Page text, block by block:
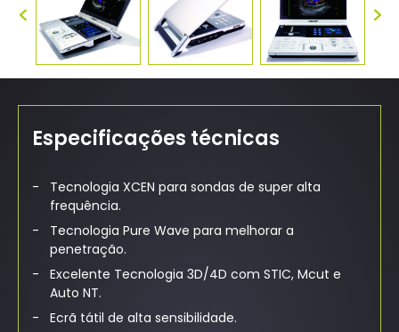
Especificações técnicas
Tecnologia XCEN para sondas de super alta
frequência.
Tecnologia Pure Wave para melhorar a
penetração.
Excelente Tecnologia 3D/4D com STIC, Mcut e
Auto NT.
Ecrã tátil de alta sensibilidade.